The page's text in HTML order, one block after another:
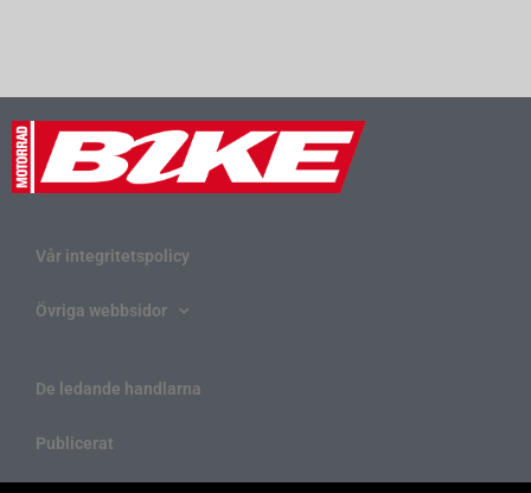
Vår integritetspolicy
Övriga webbsidor
De ledande handlarna
Publicerat